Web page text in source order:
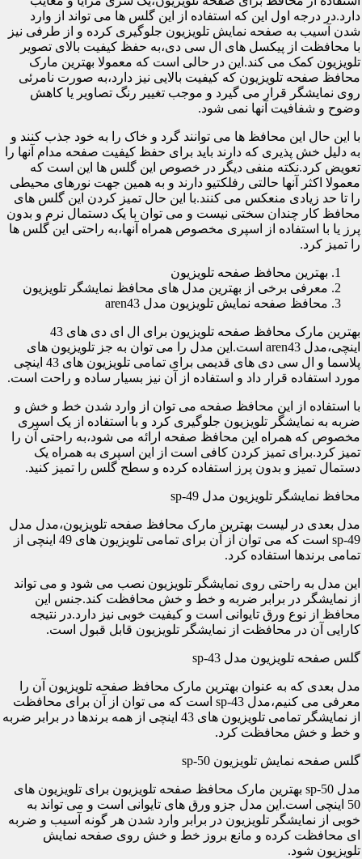
دارد.در درجه اول این که استفاده از این گلس ها می تواند از وارد
شدن آسیب به صفحه نمایش تلویزیون جلوگیری کرده و از طرفی نیز
با محافظت از پیکسل های ال سی دی،به حفظ کیفیت بالای تصویر
تلویزیون کمک می کند.این در حالی است که معمولا بهترین مارک
محافظ صفحه تلویزیون که کیفیت بالایی نیز دارد،به صورت نامرئی
روی نمایشگر قرار می گیرد و موجب تغییر رنگ تصاویر یا کاهش
وضوح و شفافیت آنها نمی شود.
با این حال این محافظ ها می توانند گرد و خاک را به خود جذب کنند و
به دلیل خش پذیری که دارند باید برای حفظ کیفیت صفحه مدام آنها را
تعویض کرد.نکته منفی دیگر در خصوص این گلس ها این است که
معمولا اکثر آنها حالتی رفلکتیو دارند و به همین جهت نورهای محیطی
را تا حد زیادی منعکس می کنند.با این حال تمیز کردن این گلس های
محافظ کار چندان سختی نیست و می توان با یک دستمال نرم و بدون
پرز یا با استفاده از اسپری مخصوص همراه آنها،به راحتی این گلس ها
را تمیز کرد.
بهترین محافظ صفحه تلویزیون
معرفی برخی از بهترین مدل های محافظ نمایشگر تلویزیون
محافظ صفحه نمایش تلویزیون مدل aren43
بهترین مارک محافظ صفحه تلویزیون برای ال ای دی های 43
اینچی،مدل aren43 است.این مدل را می توان به جز تلویزیون های
پلاسما و ال سی دی های قدیمی برای تمامی تلویزیون های 43 اینچی
مورد استفاده قرار داد و استفاده از آن نیز بسیار ساده و راحت است.
با استفاده از این محافظ صفحه می توان از وارد شدن خط و خش و
ضربه به نمایشگر تلویزیون جلوگیری کرد و با استفاده از یک اسپری
مخصوص که همراه این محافظ صفحه ارائه می شود،به راحتی آن را
تمیز کرد.برای تمیز کردن کافی است از این اسپری به همراه یک
دستمال تمیز و بدون پرز استفاده کرده و سطح گلس را تمیز کنید.
محافظ نمایشگر تلویزیون مدل sp-49
مدل بعدی در لیست بهترین مارک محافظ صفحه تلویزیون،مدل مدل
sp-49 است که می توان از آن برای تمامی تلویزیون های 49 اینچی از
تمامی برندها استفاده کرد.
این مدل به راحتی روی نمایشگر تلویزیون نصب می شود و می تواند
از نمایشگر در برابر ضربه و خط و خش محافظت کند.جنس این
محافظ از نوع ورق تایوانی است و کیفیت خوبی نیز دارد.در نتیجه
کارایی آن در محافظت از نمایشگر تلویزیون قابل قبول است.
گلس صفحه تلویزیون مدل sp-43
مدل بعدی که به عنوان بهترین مارک محافظ صفحه تلویزیون آن را
معرفی می کنیم،مدل sp-43 است که می توان از آن برای محافظت
از نمایشگر تمامی تلویزیون های 43 اینچی از همه برندها در برابر ضربه
و خط و خش محافظت کرد.
گلس صفحه نمایش تلویزیون sp-50
مدل sp-50 بهترین مارک محافظ صفحه تلویزیون برای تلویزیون های
50 اینچی است.این مدل جزو ورق های تایوانی است و می تواند به
خوبی از نمایشگر تلویزیون در برابر وارد شدن هر گونه آسیب و ضربه
ای محافظت کرده و مانع بروز خط و خش روی صفحه نمایش
تلویزیون شود.